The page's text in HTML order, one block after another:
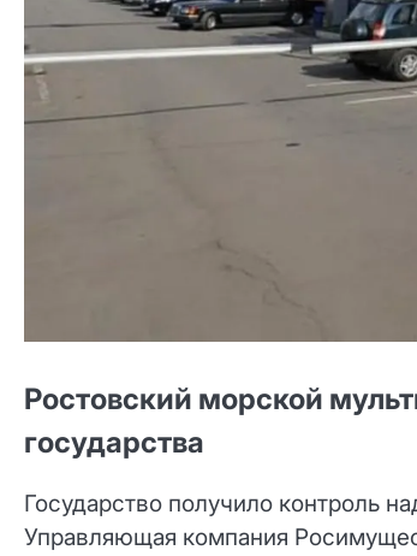
Ростовский морской
государства
Государство получило контроль
Управляющая компания